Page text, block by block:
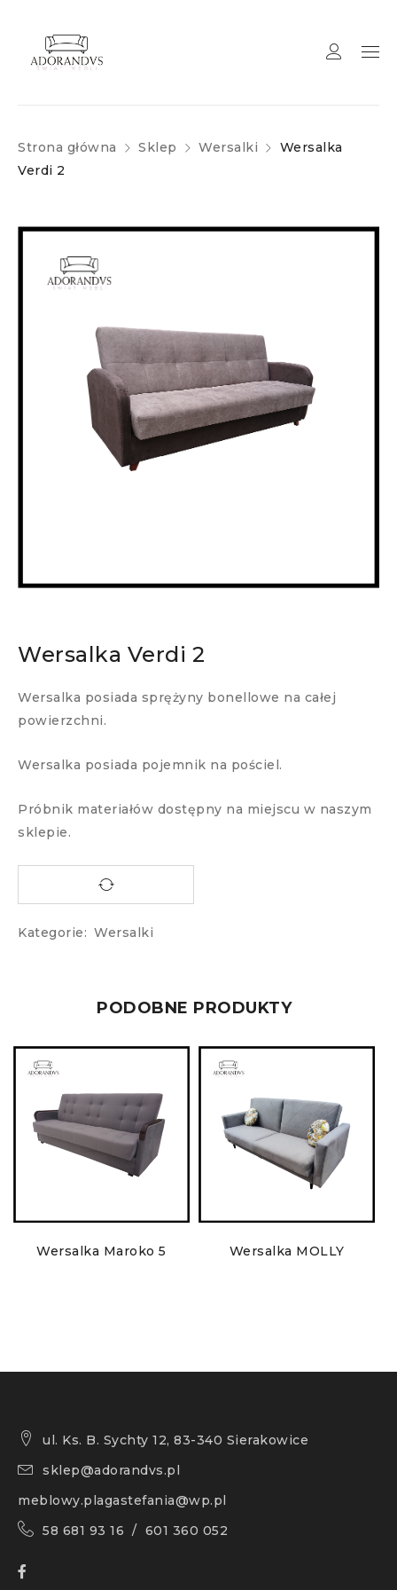
Strona główna Sklep Wersalki
Wersalka
Verdi 2
Wersalka Verdi 2
Wersalka posiada sprężyny bonellowe na całej
powierzchni.
Wersalka posiada pojemnik na pościel.
Próbnik materiałów dostępny na miejscu w naszym
sklepie.
Kategorie: Wersalki
PODOBNE PRODUKTY
Wersalka Maroko 5 Wersalka MOLLY
ul. Ks. B. Sychty 12, 83-340 Sierakowice
sklep@adorandvs.pl
meblowy.plagastefania@wp.pl
58 681 93 16 / 601 360 052